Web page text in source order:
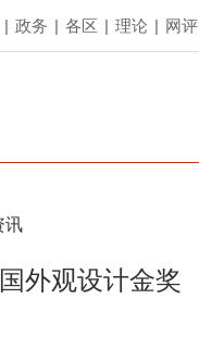
| 政务 | 各区 | 理论 | 网评
讯
外观设计金奖